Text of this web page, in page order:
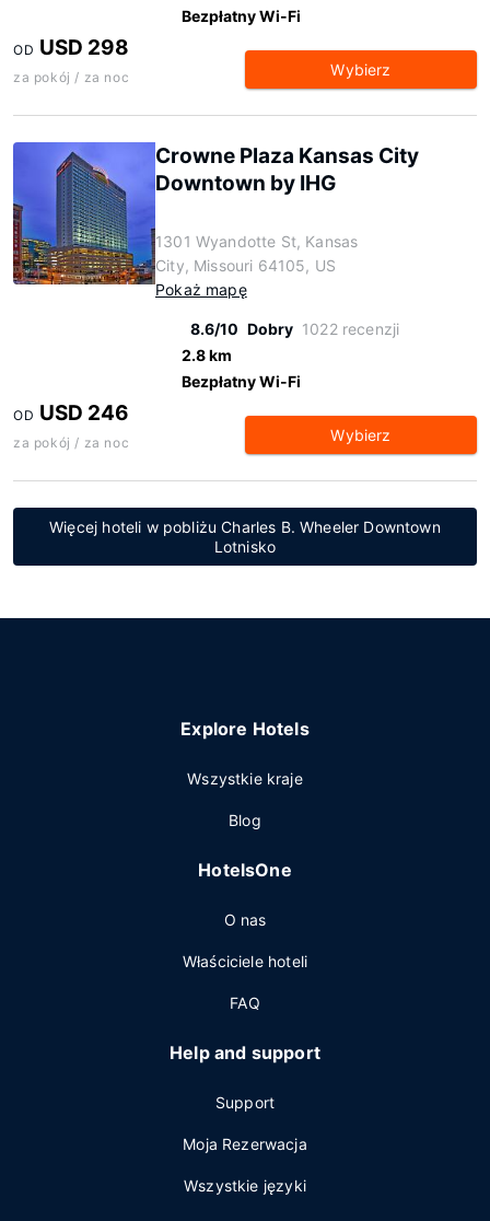
Bezpłatny Wi-Fi
OD USD 298
za pokój / za noc Wybierz
Crowne Plaza Kansas City
Downtown by IHG
1301 Wyandotte St, Kansas
City, Missouri 64105, US
Pokaż mapę
8.6/10 Dobry 1022 recenzji
2.8 km
Bezpłatny Wi-Fi
OD USD 246
za pokój / za noc Wybierz
Więcej hoteli w pobliżu Charles B. Wheeler Downtown
Lotnisko
Explore Hotels
Wszystkie kraje
Blog
HotelsOne
O nas
Właściciele hoteli
FAQ
Help and support
Support
Moja Rezerwacja
Wszystkie języki